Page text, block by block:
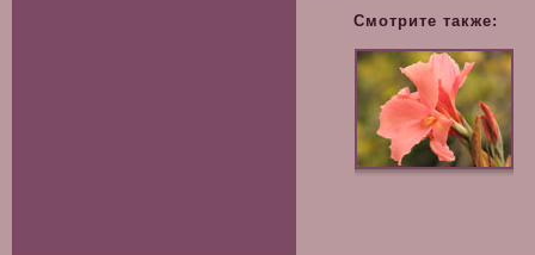
Смотрите также: